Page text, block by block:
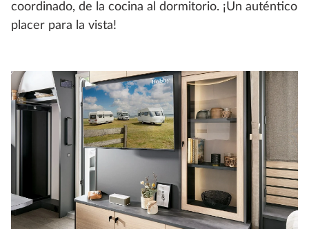
coordinado, de la cocina al dormitorio. ¡Un auténtico
placer para la vista!